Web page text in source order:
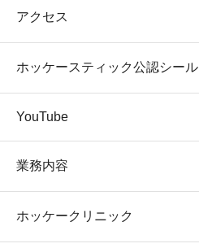
アクセス
ホッケースティック公認シール
YouTube
業務内容
ホッケークリニック